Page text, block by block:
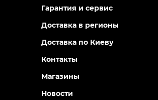
Гарантия и сервис
Доставка в регионы
Доставка по Киеву
Контакты
Магазины
Новости